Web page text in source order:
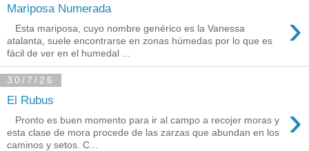
Mariposa Numerada ›
Esta mariposa, cuyo nombre genérico es la Vanessa
atalanta, suele encontrarse en zonas húmedas por lo que es
fácil de ver en el humedal ...
30/7/26
El Rubus ›
Pronto es buen momento para ir al campo a recojer moras y
esta clase de mora procede de las zarzas que abundan en los
caminos y setos. C...